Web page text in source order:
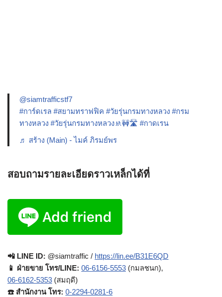
@siamtrafficstf7
#การ์ดเรล #สยามทราฟฟิค #วัยรุ่นกรมทางหลวง #กรม
ทางหลวง #วัยรุ่นกรมทางหลวง🚸🚧🛣️ #กาดเรน
♬ สร้าง (Main) - ไมค์ ภิรมย์พร
สอบถามรายละเอียดราวเหล็กได้ที่
📲 LINE ID: @siamtraffic / https://lin.ee/B31E6QD
📱 ฝ่ายขาย โทร/LINE: 06-6156-5553 (กมลชนก),
06-6162-5353 (สมฤดี)
☎️ สำนักงาน โทร: 0-2294-0281-6